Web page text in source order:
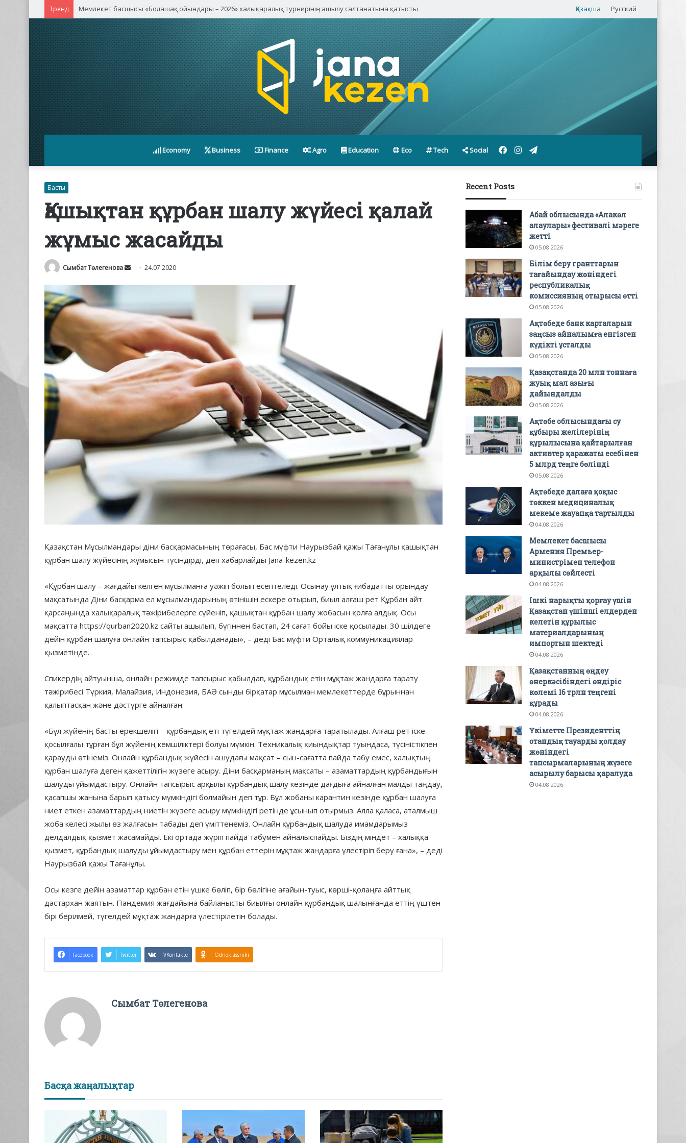
Тренд Қасым-Жомарт Тоқаев Қытайдың жетекші компаниялары басшыларымен кездесті Қазақша Русский
Economy Business Finance Agro Education Eco Tech Social Telegram
Instagram
Facebook
Басты
Қашықтан құрбан шалу жүйесі қалай
жұмыс жасайды
Сымбат Төлегенова
Send 24.07.2020
Қазақстан Мұсылмандары діни басқармасының төрағасы, Бас мүфти Наурызбай қажы Тағанұлы қашықтан
құрбан шалу жүйесінің жұмысын түсіндірді, деп хабарлайды Jana-kezen.kz
«Құрбан шалу – жағдайы келген мұсылманға уәжіп болып есептеледі. Осынау ұлтық ғибадатты орындау
мақсатында Діни басқарма ел мұсылмандарының өтінішін ескере отырып, биыл алғаш рет Құрбан айт
қарсаңында халықаралық тәжірибелерге сүйеніп, қашықтан құрбан шалу жобасын қолға алдық. Осы
мақсатта https://qurban2020.kz сайты ашылып, бүгіннен бастап, 24 сағат бойы іске қосылады. 30 шілдеге
дейін құрбан шалуға онлайн тапсырыс қабылданады», – деді Бас мүфти Орталық коммуникациялар
қызметінде.
Спикердің айтуынша, онлайн режимде тапсырыс қабылдап, құрбандық етін мұқтаж жандарға тарату
тәжірибесі Түркия, Малайзия, Индонезия, БАӘ сынды бірқатар мұсылман мемлекеттерде бұрыннан
қалыптасқан және дәстүрге айналған.
«Бұл жүйенің басты ерекшелігі – құрбандық еті түгелдей мұқтаж жандарға таратылады. Алғаш рет іске
қосылғалы тұрған бұл жүйенің кемшіліктері болуы мүмкін. Техникалық қиындықтар туындаса, түсіністікпен
қарауды өтінеміз. Онлайн құрбандық жүйесін ашудағы мақсат – сын-сағатта пайда табу емес, халықтың
құрбан шалуға деген қажеттілігін жүзеге асыру. Діни басқарманың мақсаты – азаматтардың құрбандығын
шалуды ұйымдастыру. Онлайн тапсырыс арқылы құрбандық шалу кезінде дағдыға айналған малды таңдау,
қасапшы жанына барып қатысу мүмкіндігі болмайын деп тұр. Бұл жобаны карантин кезінде құрбан шалуға
ниет еткен азаматтардың ниетін жүзеге асыру мүмкіндігі ретінде ұсынып отырмыз. Алла қаласа, аталмыш
жоба келесі жылы өз жалғасын табады деп үміттенеміз. Онлайн құрбандық шалуда имамдарымыз
делдалдық қызмет жасамайды. Екі ортада жүріп пайда табумен айналыспайды. Біздің міндет – халыққа
қызмет, құрбандық шалуды ұйымдастыру мен құрбан еттерін мұқтаж жандарға үлестіріп беру ғана», – деді
Наурызбай қажы Тағанұлы.
Осы кезге дейін азаматтар құрбан етін үшке бөліп, бір бөлігіне ағайын-туыс, көрші-қолаңға айттық
дастархан жаятын. Пандемия жағдайына байланысты биылғы онлайн құрбандық шалынғанда еттің үштен
бірі берілмей, түгелдей мұқтаж жандарға үлестірілетін болады.
Facebook Twitter VKontakte Odnoklassniki
Сымбат Төлегенова
Басқа жаңалықтар
Recent Posts
Абай облысында «Алакөл
алаулары» фестивалі мәреге
жетті
05.08.2026
Білім беру гранттарын
тағайындау жөніндегі
республикалық
комиссияның отырысы өтті
05.08.2026
Ақтөбеде банк карталарын
заңсыз айналымға енгізген
күдікті ұсталды
05.08.2026
Қазақстанда 20 млн тоннаға
жуық мал азығы
дайындалды
05.08.2026
Ақтөбе облысындағы су
құбыры желілерінің
құрылысына қайтарылған
активтер қаражаты есебінен
5 млрд теңге бөлінді
05.08.2026
Ақтөбеде далаға қоқыс
төккен медициналық
мекеме жауапқа тартылды
04.08.2026
Мемлекет басшысы
Армения Премьер-
министрімен телефон
арқылы сөйлесті
04.08.2026
Ішкі нарықты қорғау үшін
Қазақстан үшінші елдерден
келетін құрылыс
материалдарының
импортын шектеді
04.08.2026
Қазақстанның өңдеу
өнеркәсібіндегі өндіріс
көлемі 16 трлн теңгені
құрады
04.08.2026
Үкіметте Президенттің
отандық тауарды қолдау
жөніндегі
тапсырмаларының жүзеге
асырылу барысы қаралуда
04.08.2026